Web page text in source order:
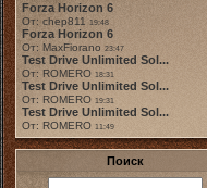
Forza Horizon 6
От: chep811 19:48
Forza Horizon 6
От: MaxFiorano 23:47
Test Drive Unlimited Sol...
От: ROMERO 18:31
Test Drive Unlimited Sol...
От: ROMERO 19:31
Test Drive Unlimited Sol...
От: ROMERO 11:49
Поиск